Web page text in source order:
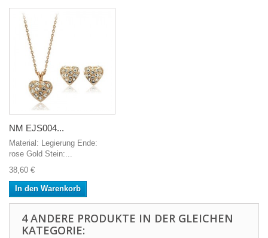
NM EJS004...
Material: Legierung Ende:
rose Gold Stein:...
38,60 €
In den Warenkorb
4 ANDERE PRODUKTE IN DER GLEICHEN
KATEGORIE: